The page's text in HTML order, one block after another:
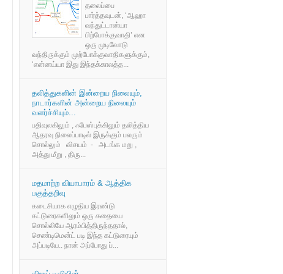
தலைப்பை
பார்த்தவுடன், ‘ஆஹா
வந்துட்டான்யா
பிற்போக்குவாதி’ என
ஒரு முடிவோடு
வந்திருக்கும் முற்போக்குவாதிகளுக்கும்,
‘என்னய்யா இது இந்தக்காலத்த...
தலித்துகளின் இன்றைய நிலையும்,
நாடார்களின் அன்றைய நிலையும்
வளர்ச்சியும்...
பதிவுலகிலும் , ஃபேஸ்புக்கிலும் தலித்திய
ஆதரவு நிலைப்பாடில் இருக்கும் பலரும்
சொல்லும் விசயம் - அடங்க மறு ,
அத்து மீறு , திரு...
மதமாற்ற வியாபாரம் & ஆத்திக
பகுத்தறிவு
கடைசியாக எழுதிய இரண்டு
கட்டுரைகளிலும் ஒரு கதையை
சொல்லியே ஆரம்பித்திருந்ததால்,
செண்டிமென்ட் படி இந்த கட்டுரையும்
அப்படியே.. நான் அப்போது ப்...